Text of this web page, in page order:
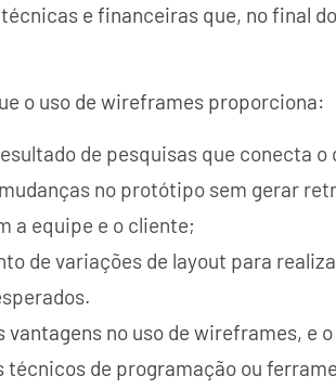
e financeiras que, no final
o uso de wireframes proporciona:
de pesquisas que conecta o
no protótipo sem gerar
a equipe e o cliente;
de variações de layout para
vantagens no uso de wireframes, e
de programação ou